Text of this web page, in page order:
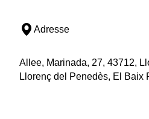
Adresse
Allee, Marinada, 27, 43712,
Llorenç del Penedès, El Baix